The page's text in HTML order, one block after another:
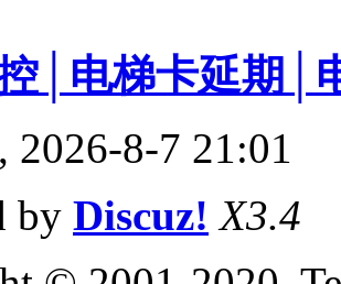
│电梯卡延期│
2026-8-7 21:01
by Discuz! X3.4